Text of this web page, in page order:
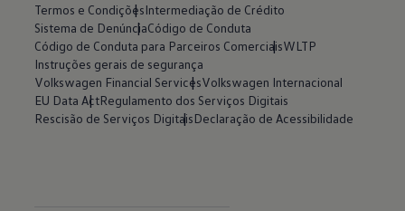
Termos e CondiçõesIntermediação de Crédito
Sistema de DenúnciaCódigo de Conduta
Código de Conduta para Parceiros ComerciaisWLTP
Instruções gerais de segurança
Volkswagen Financial ServicesVolkswagen Internacional
EU Data ActRegulamento dos Serviços Digitais
Rescisão de Serviços DigitaisDeclaração de Acessibilidade